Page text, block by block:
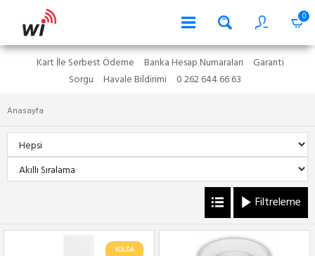
0
Kart İle Serbest Ödeme Banka Hesap Numaraları
Garanti
Sorgu
Havale Bildirimi 0 262 644 66 63
Anasayfa
Filtreleme
YOLDA